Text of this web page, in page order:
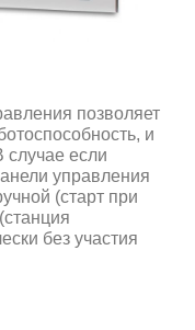
позволяет
и
случае если
управления
(старт при
без участия